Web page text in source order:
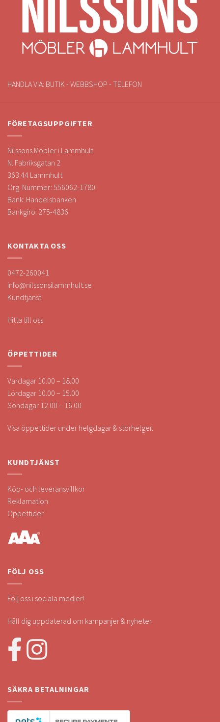
HANDLA VIA: BUTIK - WEBBSHOP - TELEFON
FÖRETAGSUPPGIFTER
Nilssons Möbler i Lammhult
N. Fabriksgatan 2
363 44 Lammhult
Org. Nummer: 556062-1780
Bank: Handelsbanken
Bankgiro: 275-4836
KONTAKTA OSS
0472-260041
info@nilssonsilammhult.se
Kundtjänst
Hitta till oss
ÖPPETTIDER
Vardagar 10.00 – 18.00
Lördagar 10.00 – 15.00
Söndagar 12.00 – 16.00
Visa öppettider under helgdagar & storhelger.
KUNDTJÄNST
Köp- och leveransvillkor
Reklamation
Öppettider
FÖLJ OSS
Följ oss i sociala medier!
Håll dig uppdaterad om kampanjer & nyheter.
SÄKRA BETALNINGAR